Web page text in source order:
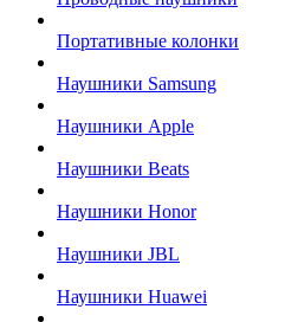
Портативные колонки
Наушники Samsung
Наушники Apple
Наушники Beats
Наушники Honor
Наушники JBL
Наушники Huawei